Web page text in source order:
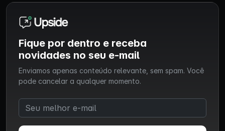
Fique por dentro e receba
novidades no seu e-mail
Enviamos apenas conteúdo relevante, sem spam. Você
pode cancelar a qualquer momento.